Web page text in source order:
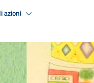
azioni